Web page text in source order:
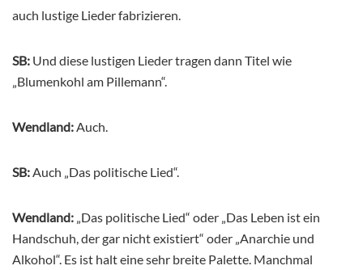
auch lustige Lieder fabrizieren.
SB: Und diese lustigen Lieder tragen dann Titel wie
„Blumenkohl am Pillemann“.
Wendland:Auch.
SB:Auch „Das politische Lied“.
Wendland: „Das politische Lied“ oder „Das Leben ist ein
Handschuh, der gar nicht existiert“ oder „Anarchie und
Alkohol“. Es ist halt eine sehr breite Palette. Manchmal